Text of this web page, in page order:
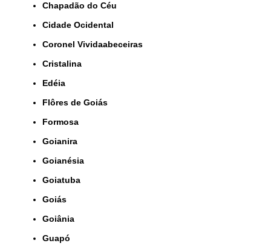
Chapadão do Céu
Cidade Ocidental
Coronel Vividaabeceiras
Cristalina
Edéia
Flôres de Goiás
Formosa
Goianira
Goianésia
Goiatuba
Goiás
Goiânia
Guapó